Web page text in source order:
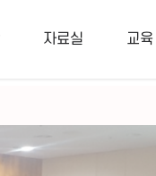
자료실 교